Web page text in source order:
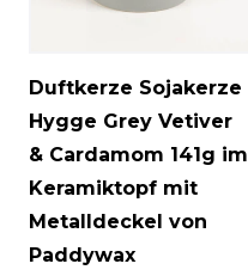
Duftkerze Sojakerze
Hygge Grey Vetiver
& Cardamom 141g im
Keramiktopf mit
Metalldeckel von
Paddywax